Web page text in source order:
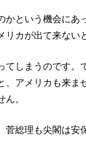
という機会にあ
カが出て来ない
しまうのです。
、アメリカも来ま
。
総理も尖閣は安